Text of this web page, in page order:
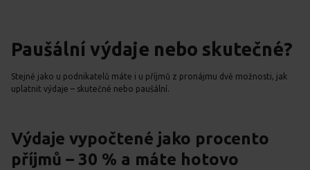
Paušální výdaje nebo skutečné?
Stejně jako u podnikatelů máte i u příjmů z pronájmu dvě možnosti, jak
uplatnit výdaje – skutečné nebo paušální.
Výdaje vypočtené jako procento
příjmů – 30 % a máte hotovo